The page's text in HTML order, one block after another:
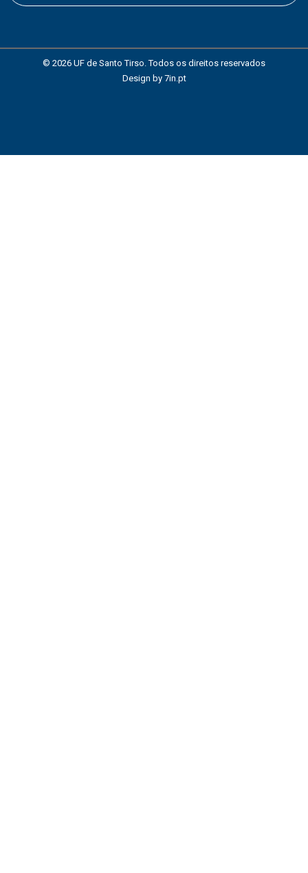
© 2026 UF de Santo Tirso. Todos os direitos reservados
Design by 7in.pt